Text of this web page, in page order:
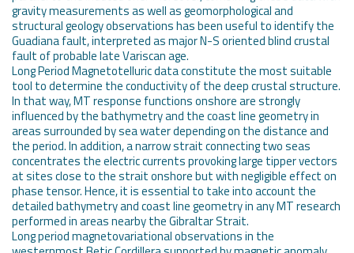
gravity measurements as well as geomorphological and
structural geology observations has been useful to identify the
Guadiana fault, interpreted as major N-S oriented blind crustal
fault of probable late Variscan age.
Long Period Magnetotelluric data constitute the most suitable
tool to determine the conductivity of the deep crustal structure.
In that way, MT response functions onshore are strongly
influenced by the bathymetry and the coast line geometry in
areas surrounded by sea water depending on the distance and
the period. In addition, a narrow strait connecting two seas
concentrates the electric currents provoking large tipper vectors
at sites close to the strait onshore but with negligible effect on
phase tensor. Hence, it is essential to take into account the
detailed bathymetry and coast line geometry in any MT research
performed in areas nearby the Gibraltar Strait.
Long period magnetovariational observations in the